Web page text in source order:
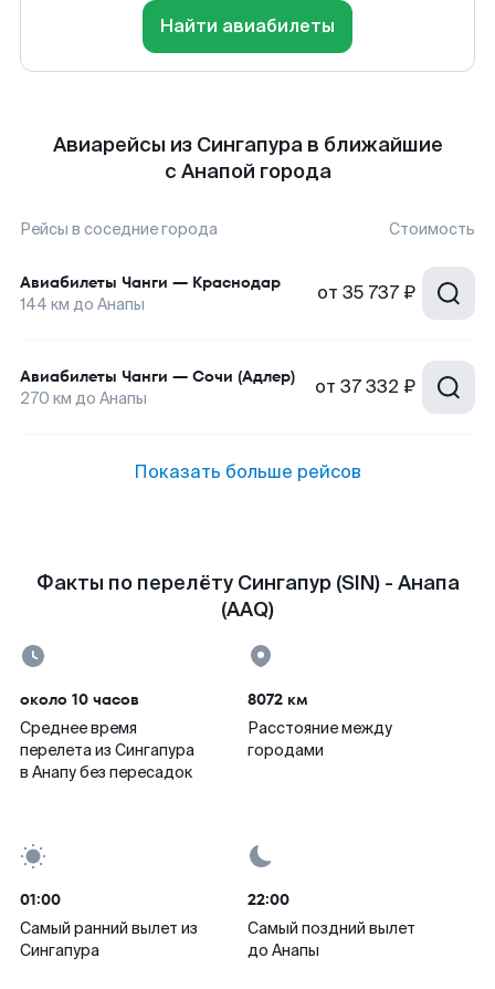
Найти авиабилеты
Авиарейсы из Сингапура в ближайшие
с Анапой города
Рейсы в соседние города Стоимость
Авиабилеты Чанги — Краснодар
144 км до Анапы от 35 737 ₽
Авиабилеты Чанги — Сочи (Адлер)
270 км до Анапы от 37 332 ₽
Показать больше рейсов
Факты по перелёту Сингапур (SIN) - Анапа
(AAQ)
около 10 часов
Среднее время
перелета из Сингапура
в Анапу без пересадок
8072 км
Расстояние между
городами
01:00
Самый ранний вылет из
Сингапура
22:00
Самый поздний вылет
до Анапы